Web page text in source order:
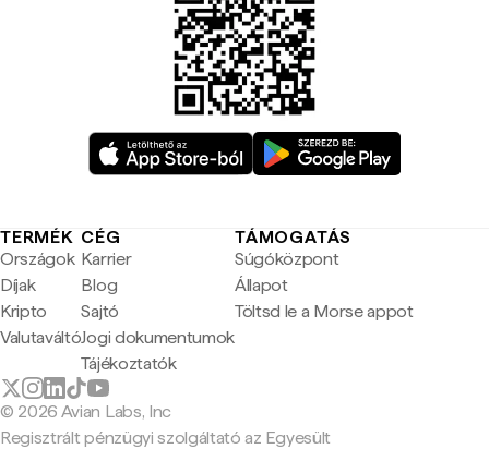
TERMÉK
Országok
Díjak
Kripto
Valutaváltó
CÉG
Karrier
Blog
Sajtó
Jogi dokumentumok
Tájékoztatók
TÁMOGATÁS
Súgóközpont
Állapot
Töltsd le a Morse appot
© 2026 Avian Labs, Inc
Regisztrált pénzügyi szolgáltató az Egyesült